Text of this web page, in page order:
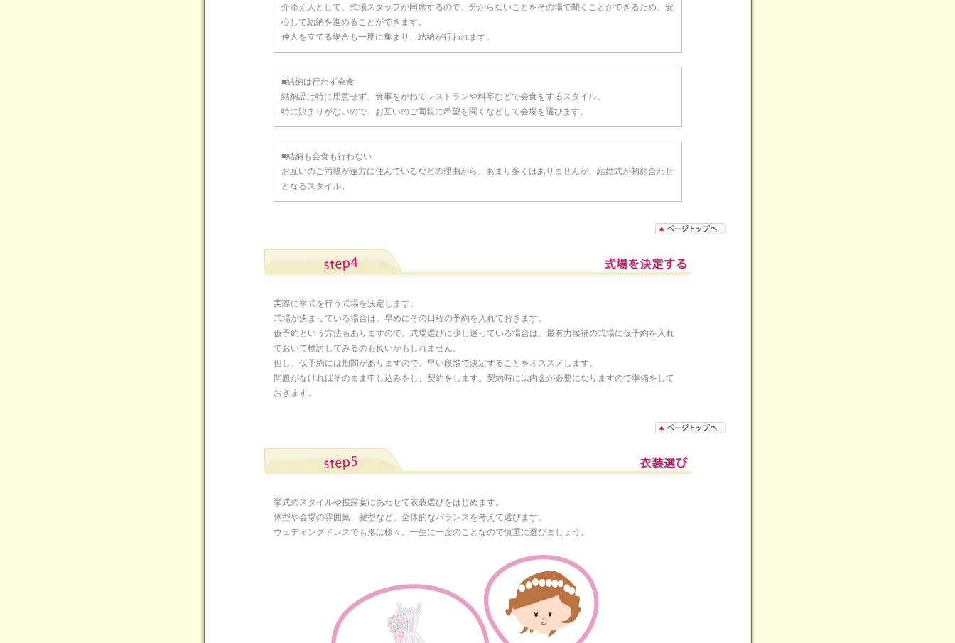
介添え人として、式場スタッフが同席するので、分からないことをその場で聞くことができるため、安
心して結納を進めることができます。
仲人を立てる場合も一度に集まり、結納が行われます。
■結納は行わず会食
結納品は特に用意せず、食事をかねてレストランや料亭などで会食をするスタイル。
特に決まりがないので、お互いのご両親に希望を聞くなどして会場を選びます。
■結納も会食も行わない
お互いのご両親が遠方に住んでいるなどの理由から、あまり多くはありませんが、結婚式が初顔合わせ
となるスタイル。
実際に挙式を行う式場を決定します。
式場が決まっている場合は、早めにその日程の予約を入れておきます。
仮予約という方法もありますので、式場選びに少し迷っている場合は、最有力候補の式場に仮予約を入れ
ておいて検討してみるのも良いかもしれません。
但し、仮予約には期間がありますので、早い段階で決定することをオススメします。
問題がなければそのまま申し込みをし、契約をします。契約時には内金が必要になりますので準備をして
おきます。
挙式のスタイルや披露宴にあわせて衣装選びをはじめます。
体型や会場の雰囲気、髪型など、全体的なバランスを考えて選びます。
ウェディングドレスでも形は様々。一生に一度のことなので慎重に選びましょう。